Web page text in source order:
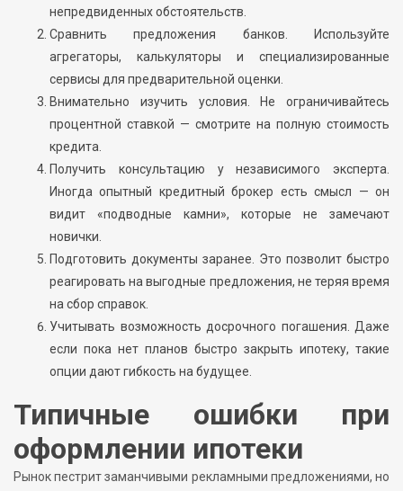
непредвиденных обстоятельств.
Сравнить предложения банков. Используйте
агрегаторы, калькуляторы и специализированные
сервисы для предварительной оценки.
Внимательно изучить условия. Не ограничивайтесь
процентной ставкой — смотрите на полную стоимость
кредита.
Получить консультацию у независимого эксперта.
Иногда опытный кредитный брокер есть смысл — он
видит «подводные камни», которые не замечают
новички.
Подготовить документы заранее. Это позволит быстро
реагировать на выгодные предложения, не теряя время
на сбор справок.
Учитывать возможность досрочного погашения. Даже
если пока нет планов быстро закрыть ипотеку, такие
опции дают гибкость на будущее.
Типичные ошибки при
оформлении ипотеки
Рынок пестрит заманчивыми рекламными предложениями, но